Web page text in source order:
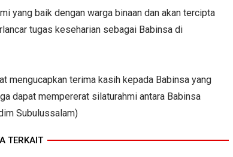
yang baik dengan warga binaan dan akan tercipta
tugas keseharian sebagai Babinsa di
mengucapkan terima kasih kepada Babinsa yang
dapat mempererat silaturahmi antara Babinsa
Subulussalam)
TERKAIT